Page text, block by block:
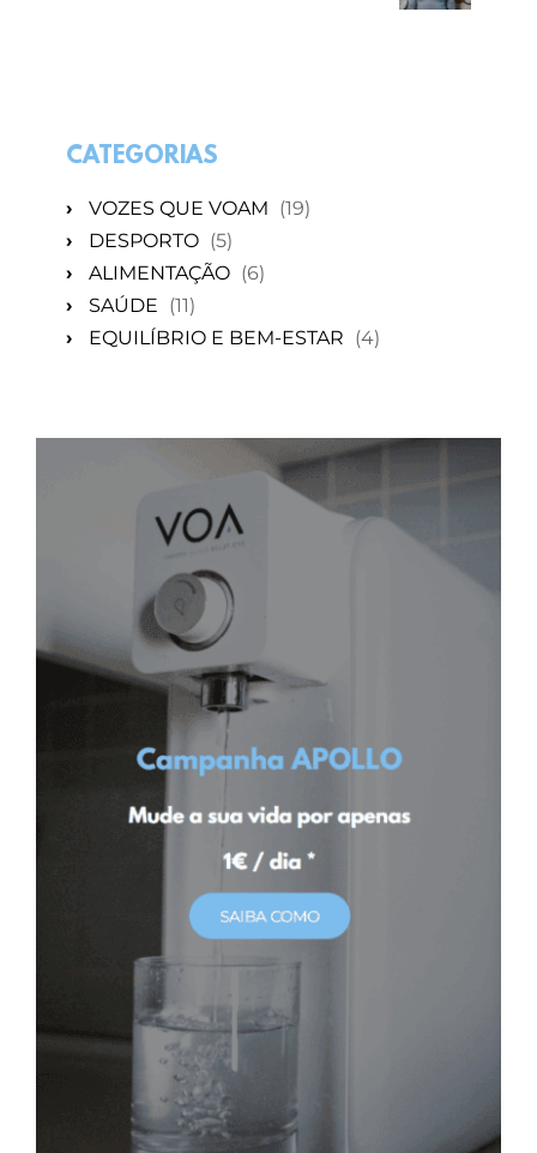
CATEGORIAS
› VOZES QUE VOAM (19)
›
DESPORTO (5)
›
ALIMENTAÇÃO (6)
›
SAÚDE (11)
›
EQUILÍBRIO E BEM-ESTAR (4)